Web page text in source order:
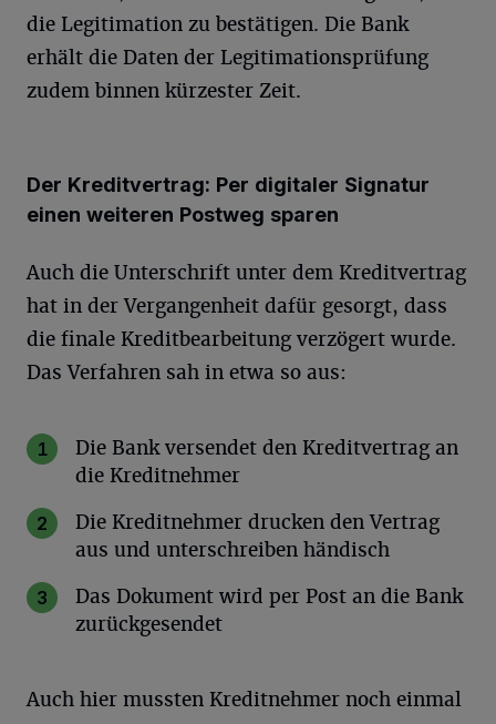
die Legitimation zu bestätigen. Die Bank
erhält die Daten der Legitimationsprüfung
zudem binnen kürzester Zeit.
Der Kreditvertrag: Per digitaler Signatur
einen weiteren Postweg sparen
Auch die Unterschrift unter dem Kreditvertrag
hat in der Vergangenheit dafür gesorgt, dass
die finale Kreditbearbeitung verzögert wurde.
Das Verfahren sah in etwa so aus:
Die Bank versendet den Kreditvertrag an
die Kreditnehmer
Die Kreditnehmer drucken den Vertrag
aus und unterschreiben händisch
Das Dokument wird per Post an die Bank
zurückgesendet
Auch hier mussten Kreditnehmer noch einmal